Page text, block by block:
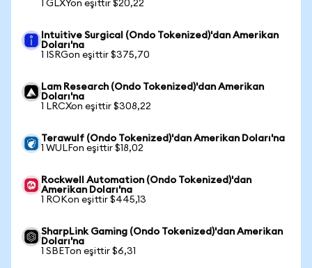
1 GLXYon eşittir $20,22
Intuitive Surgical (Ondo Tokenized)'dan Amerikan
Doları'na
1 ISRGon eşittir $375,70
Lam Research (Ondo Tokenized)'dan Amerikan
Doları'na
1 LRCXon eşittir $308,22
Terawulf (Ondo Tokenized)'dan Amerikan Doları'na
1 WULFon eşittir $18,02
Rockwell Automation (Ondo Tokenized)'dan
Amerikan Doları'na
1 ROKon eşittir $445,13
SharpLink Gaming (Ondo Tokenized)'dan Amerikan
Doları'na
1 SBETon eşittir $6,31